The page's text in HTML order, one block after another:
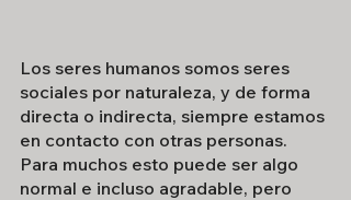
Los seres humanos somos seres
sociales por naturaleza, y de forma
directa o indirecta, siempre estamos
en contacto con otras personas.
Para muchos esto puede ser algo
normal e incluso agradable, pero